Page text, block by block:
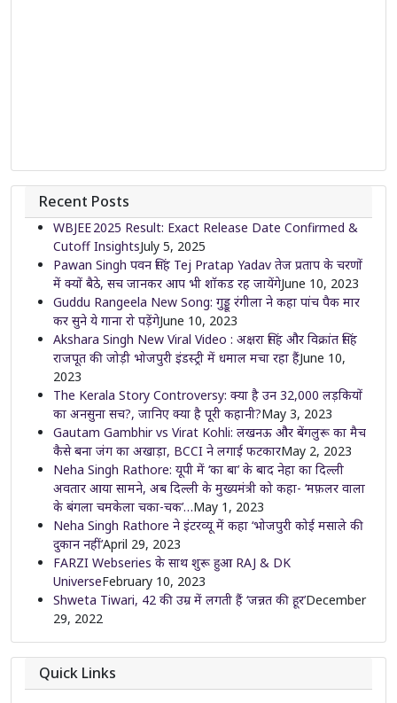
Recent Posts
WBJEE 2025 Result: Exact Release Date Confirmed &
Cutoff InsightsJuly 5, 2025
Pawan Singh पवन सिंह Tej Pratap Yadav तेज प्रताप के चरणों
में क्यों बैठे, सच जानकर आप भी शॉकड रह जायेंगेJune 10, 2023
Guddu Rangeela New Song: गुड्डू रंगीला ने कहा पांच पैक मार
कर सुने ये गाना रो पड़ेंगेJune 10, 2023
Akshara Singh New Viral Video : अक्षरा सिंह और विक्रांत सिंह
राजपूत की जोड़ी भोजपुरी इंडस्ट्री में धमाल मचा रहा हैंJune 10,
2023
The Kerala Story Controversy: क्या है उन 32,000 लड़कियों
का अनसुना सच?, जानिए क्या है पूरी कहानी?May 3, 2023
Gautam Gambhir vs Virat Kohli: लखनऊ और बेंगलुरू का मैच
कैसे बना जंग का अखाड़ा, BCCI ने लगाई फटकारMay 2, 2023
Neha Singh Rathore: यूपी में ‘का बा’ के बाद नेहा का दिल्ली
अवतार आया सामने, अब दिल्ली के मुख्यमंत्री को कहा- ‘मफ़लर वाला
के बंगला चमकेला चका-चक’…May 1, 2023
Neha Singh Rathore ने इंटरव्यू में कहा ‘भोजपुरी कोई मसाले की
दुकान नहीं’April 29, 2023
FARZI Webseries के साथ शुरू हुआ RAJ & DK
UniverseFebruary 10, 2023
Shweta Tiwari, 42 की उम्र में लगती हैं ‘जन्नत की हूर’December
29, 2022
Quick Links